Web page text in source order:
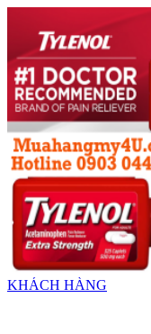
KHÁCH HÀNG